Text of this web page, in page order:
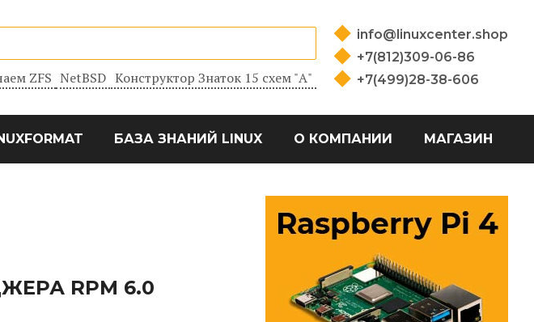
ZFS NetBSD Конструктор Знаток 15 схем "А"
info@linuxcenter.shop
+7(812)309-06-86
+7(499)28-38-606
БАЗА ЗНАНИЙ LINUX О КОМПАНИИ МАГАЗИН
RPM 6.0